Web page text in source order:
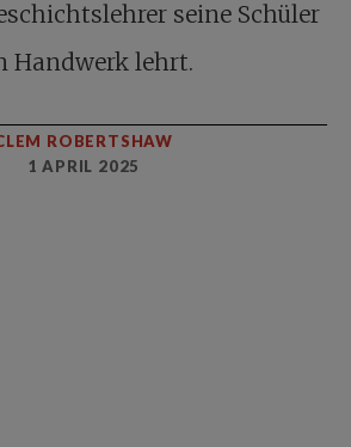
seine Schüler
Handwerk lehrt.
ROBERTSHAW
1 APRIL 2025